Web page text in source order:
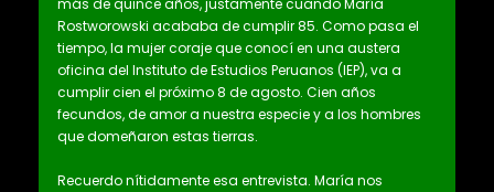
más de quince años, justamente cuando María
Rostworowski acababa de cumplir 85. Como pasa el
tiempo, la mujer coraje que conocí en una austera
oficina del Instituto de Estudios Peruanos (IEP), va a
cumplir cien el próximo 8 de agosto. Cien años
fecundos, de amor a nuestra especie y a los hombres
que domeñaron estas tierras.
Recuerdo nítidamente esa entrevista. María nos